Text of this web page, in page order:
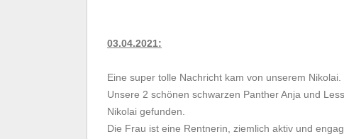
03.04.2021:
Eine super tolle Nachricht kam von unserem Nikolai.
Unsere 2 schönen schwarzen Panther Anja und
Nikolai gefunden.
Die Frau ist eine Rentnerin, ziemlich aktiv und